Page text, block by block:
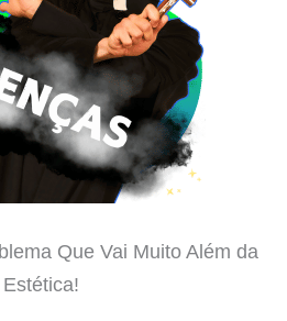
Que Vai Muito Além da
Estética!